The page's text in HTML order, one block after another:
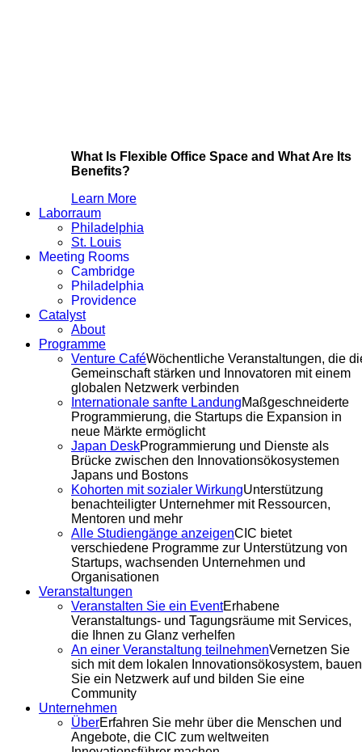
What Is Flexible Office Space and What Are Its
Benefits?
Learn More
Laborraum
Philadelphia
St. Louis
Meeting Rooms
Cambridge
Philadelphia
Providence
Catalyst
About
Programme
Venture CaféWöchentliche Veranstaltungen, die
Gemeinschaft stärken und Innovatoren mit einem
globalen Netzwerk verbinden
Internationale sanfte LandungMaßgeschneiderte
Programmierung, die Startups die Expansion in
neue Märkte ermöglicht
Japan DeskProgrammierung und Dienste als
Brücke zwischen den Innovationsökosystemen
Japans und Bostons
Kohorten mit sozialer WirkungUnterstützung
benachteiligter Unternehmer mit Ressourcen,
Mentoren und mehr
Alle Studiengänge anzeigenCIC bietet
verschiedene Programme zur Unterstützung von
Startups, wachsenden Unternehmen und
Organisationen
Veranstaltungen
Veranstalten Sie ein EventErhabene
Veranstaltungs- und Tagungsräume mit Services,
die Ihnen zu Glanz verhelfen
An einer Veranstaltung teilnehmenVernetzen Sie
sich mit dem lokalen Innovationsökosystem, bauen
Sie ein Netzwerk auf und bilden Sie eine
Community
Unternehmen
ÜberErfahren Sie mehr über die Menschen und
Angebote, die CIC zum weltweiten